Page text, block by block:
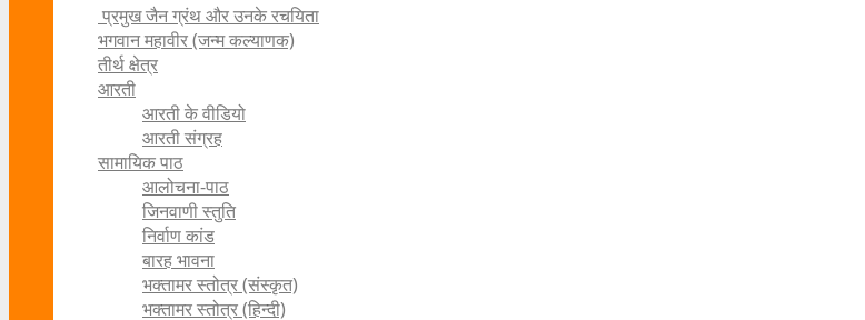
प्रमुख जैन ग्रंथ और उनके रचयिता
भगवान महावीर (जन्म कल्याणक)
तीर्थ क्षेत्र
आरती
आरती के वीडियो
आरती संग्रह
सामायिक पाठ
आलोचना-पाठ
जिनवाणी स्तुति
निर्वाण कांड
बारह भावना
भक्तामर स्तोत्र (संस्कृत)
भक्तामर स्तोत्र (हिन्दी)